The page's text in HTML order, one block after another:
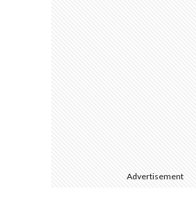
Advertisement